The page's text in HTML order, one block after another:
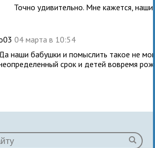
Точно удивительно. Мне кажется,
04 марта в 10:54
Да наши бабушки и помыслить такое не
срок и детей вовремя